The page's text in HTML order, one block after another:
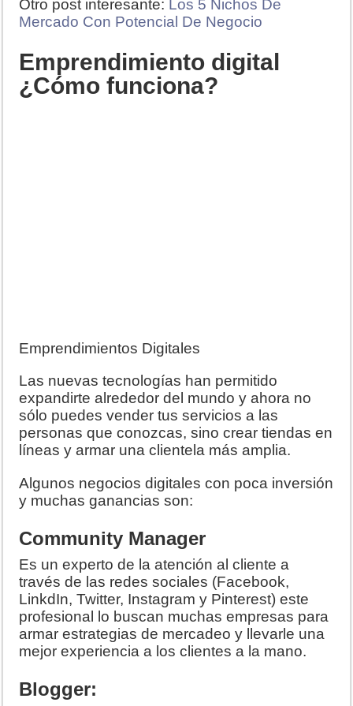
Otro post interesante: Los 5 Nichos De
Mercado Con Potencial De Negocio
Emprendimiento digital
¿Cómo funciona?
Emprendimientos Digitales
Las nuevas tecnologías han permitido
expandirte alrededor del mundo y ahora no
sólo puedes vender tus servicios a las
personas que conozcas, sino crear tiendas en
líneas y armar una clientela más amplia.
Algunos negocios digitales con poca inversión
y muchas ganancias son:
Community Manager
Es un experto de la atención al cliente a
través de las redes sociales (Facebook,
LinkdIn, Twitter, Instagram y Pinterest) este
profesional lo buscan muchas empresas para
armar estrategias de mercadeo y llevarle una
mejor experiencia a los clientes a la mano.
Blogger: